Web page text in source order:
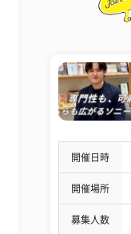
開催日時
開催場所
募集人数